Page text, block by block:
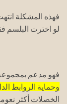
فهذه المشكلة
لو اخترت البلسم
فهو مدعم
وحماية الروابط
الخصلات أكثر